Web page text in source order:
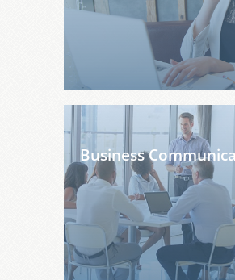
Business